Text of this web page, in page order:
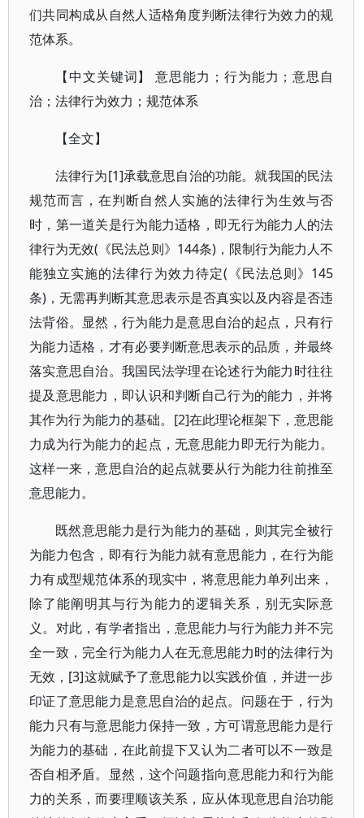
们共同构成从自然人适格角度判断法律行为效力的规
范体系。
【中文关键词】 意思能力；行为能力；意思自
治；法律行为效力；规范体系
【全文】
法律行为[1]承载意思自治的功能。就我国的民法
规范而言，在判断自然人实施的法律行为生效与否
时，第一道关是行为能力适格，即无行为能力人的法
律行为无效(《民法总则》144条)，限制行为能力人不
能独立实施的法律行为效力待定(《民法总则》145
条)，无需再判断其意思表示是否真实以及内容是否违
法背俗。显然，行为能力是意思自治的起点，只有行
为能力适格，才有必要判断意思表示的品质，并最终
落实意思自治。我国民法学理在论述行为能力时往往
提及意思能力，即认识和判断自己行为的能力，并将
其作为行为能力的基础。[2]在此理论框架下，意思能
力成为行为能力的起点，无意思能力即无行为能力。
这样一来，意思自治的起点就要从行为能力往前推至
意思能力。
既然意思能力是行为能力的基础，则其完全被行
为能力包含，即有行为能力就有意思能力，在行为能
力有成型规范体系的现实中，将意思能力单列出来，
除了能阐明其与行为能力的逻辑关系，别无实际意
义。对此，有学者指出，意思能力与行为能力并不完
全一致，完全行为能力人在无意思能力时的法律行为
无效，[3]这就赋予了意思能力以实践价值，并进一步
印证了意思能力是意思自治的起点。问题在于，行为
能力只有与意思能力保持一致，方可谓意思能力是行
为能力的基础，在此前提下又认为二者可以不一致是
否自相矛盾。显然，这个问题指向意思能力和行为能
力的关系，而要理顺该关系，应从体现意思自治功能